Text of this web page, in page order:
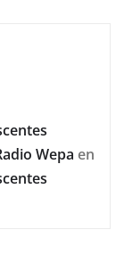
Wepa en